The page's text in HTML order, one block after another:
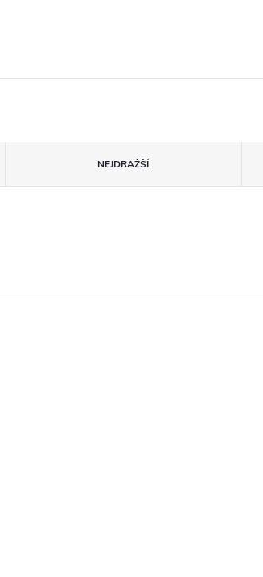
NEJDRAŽŠÍ